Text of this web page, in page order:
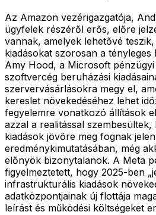
Az Amazon vezérigazgatója,
ügyfelek részéről erős, előre
vannak, amelyek lehetővé
kiadásokat szorosan a tényleges
Amy Hood, a Microsoft
szoftvercég beruházási
szervervásárlásokra megy el,
kereslet növekedéséhez lehet
fegyelemre vonatkozó állítások
azzal a realitással szembesültek,
kiadások jövőre meg fognak
eredménykimutatásában, még
előnyök bizonytalanok. A Meta
figyelmeztetett, hogy 2025-ben
infrastrukturális kiadások
adatközpontjainak új flottája
leírást és működési költségeket